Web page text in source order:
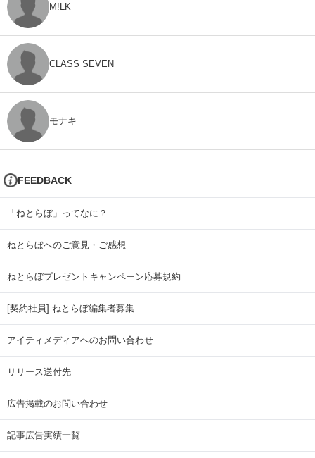
M!LK
CLASS SEVEN
モナキ
FEEDBACK
「ねとらぼ」ってなに？
ねとらぼへのご意見・ご感想
ねとらぼプレゼントキャンペーン応募規約
[契約社員] ねとらぼ編集者募集
アイティメディアへのお問い合わせ
リリース送付先
広告掲載のお問い合わせ
記事広告実績一覧